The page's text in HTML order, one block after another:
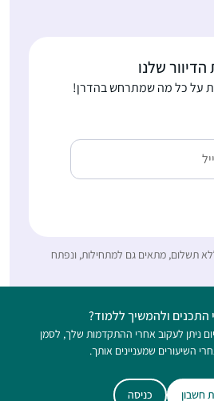
שלנו
על כל מה שמתרחש בהדרן!
תשלום, מתאים גם למתחילות, ונפתח
התכנים ולהמשיך ללמוד?
ניתן לעקוב אחרי ההתקדמות שלך, לסמן
השיעורים שמעניינים אותך.
חשבון כניסה